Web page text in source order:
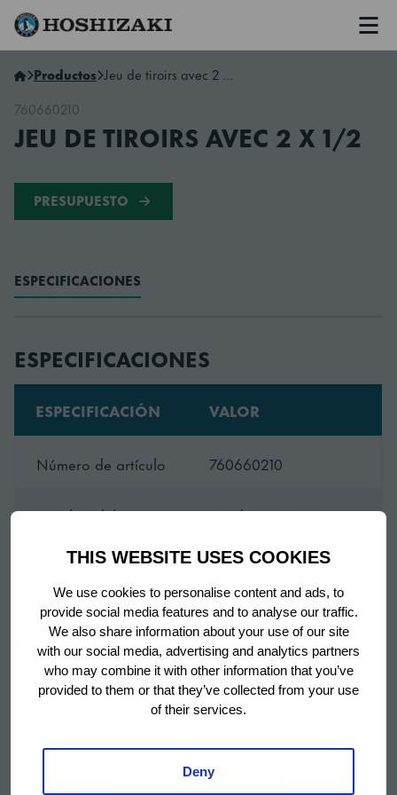
THIS WEBSITE USES COOKIES
We use cookies to personalise content and ads, to
provide social media features and to analyse our traffic.
We also share information about your use of our site
with our social media, advertising and analytics partners
who may combine it with other information that you’ve
provided to them or that they’ve collected from your use
of their services.
Deny
Hoshizaki Spain
Productos
Jeu de tiroirs avec 2 x 1/2
760660210
JEU DE TIROIRS AVEC 2 X 1/2
PRESUPUESTO
ESPECIFICACIONES
ESPECIFICACIONES
ESPECIFICACIÓN VALOR
Número de artículo 760660210
Nombre del
Jeu de tiroirs avec 2 x
SKU 760660210
Mostrar más
COMPARTIR ESTA PÁGINA